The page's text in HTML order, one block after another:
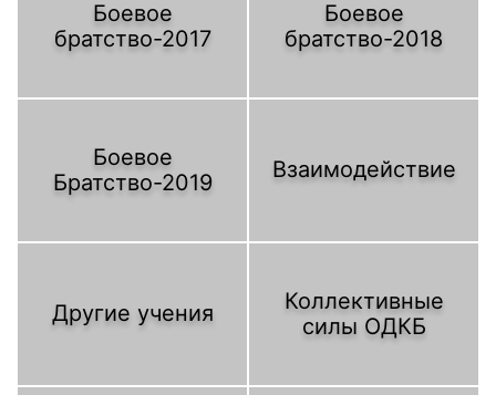
Боевое
братство-2017
Боевое
братство-2018
Боевое
Братство-2019
Взаимодействие
Другие учения
Коллективные
силы ОДКБ